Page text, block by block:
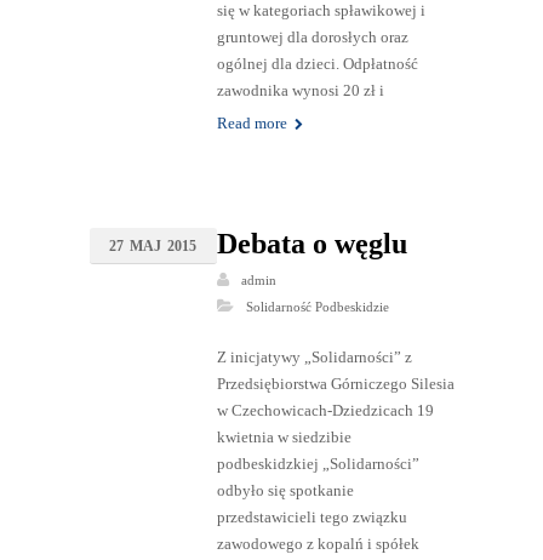
się w kategoriach spławikowej i
gruntowej dla dorosłych oraz
ogólnej dla dzieci. Odpłatność
zawodnika wynosi 20 zł i
Read more
27 MAJ 2015 Debata o węglu
admin
Solidarność Podbeskidzie
Z inicjatywy „Solidarności” z
Przedsiębiorstwa Górniczego Silesia
w Czechowicach-Dziedzicach 19
kwietnia w siedzibie
podbeskidzkiej „Solidarności”
odbyło się spotkanie
przedstawicieli tego związku
zawodowego z kopalń i spółek